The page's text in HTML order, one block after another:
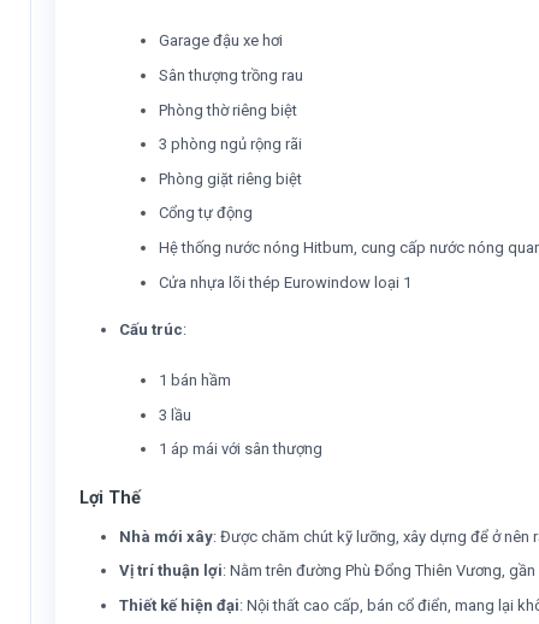
Garage đậu xe hơi
Sân thượng trồng rau
Phòng thờ riêng biệt
3 phòng ngủ rộng rãi
Phòng giặt riêng biệt
Cổng tự động
Hệ thống nước nóng Hitbum, cung cấp nước nóng
Cửa nhựa lõi thép Eurowindow loại 1
Cấu trúc:
1 bán hầm
3 lầu
1 áp mái với sân thượng
Lợi Thế
Nhà mới xây: Được chăm chút kỹ lưỡng, xây dựng để ở nên
Vị trí thuận lợi: Nằm trên đường Phù Đổng Thiên Vương,
Thiết kế hiện đại: Nội thất cao cấp, bán cổ điển, mang lại